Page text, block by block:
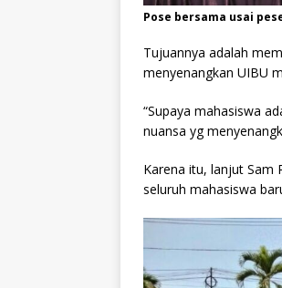
Pose bersama usai
Tujuannya adalah
menyenangkan UIBU
“Supaya mahasiswa
nuansa yg
Karena itu, lanjut Sam
seluruh mahasiswa